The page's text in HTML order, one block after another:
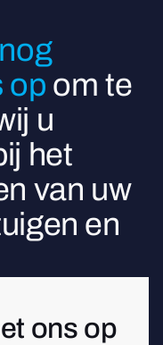
op om te
u
het
van uw
en
ons op